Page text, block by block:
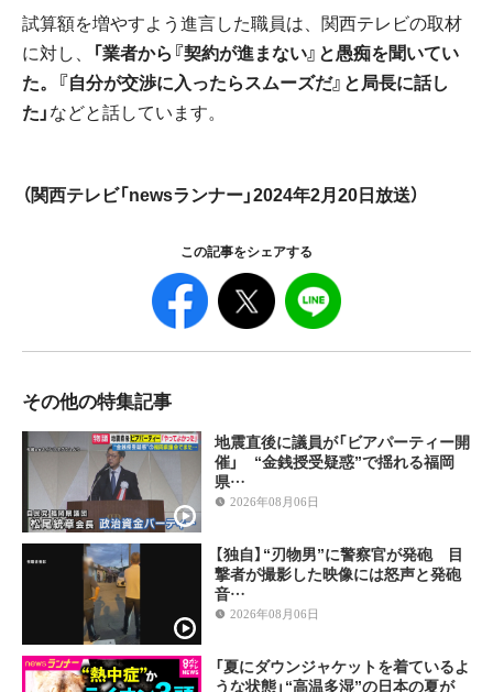
試算額を増やすよう進言した職員は、関西テレビの取材
に対し、
「業者から『契約が進まない』と愚痴を聞いてい
た。『自分が交渉に入ったらスムーズだ』と局長に話し
た」などと話しています。
（関西テレビ「newsランナー」2024年2月20日放送）
この記事をシェアする
その他の特集記事
地震直後に議員が「ビアパーティー開
催」 “金銭授受疑惑”で揺れる福岡
県…
2026年08月06日
【独自】“刃物男”に警察官が発砲 目
撃者が撮影した映像には怒声と発砲
音…
2026年08月06日
「夏にダウンジャケットを着ているよ
うな状態」“高温多湿”の日本の夏が